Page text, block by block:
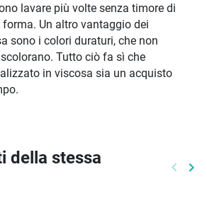
lavare più volte senza timore di
Un altro vantaggio dei
sono i colori duraturi, che non
Tutto ciò fa sì che
in viscosa sia un acquisto
della stessa
keyboard_arrow_left keyboard_arrow_right